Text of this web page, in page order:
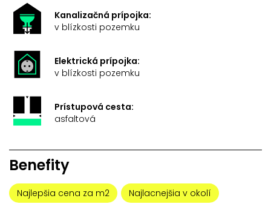
Kanalizačná prípojka:
v blízkosti pozemku
Elektrická prípojka:
v blízkosti pozemku
Prístupová cesta:
asfaltová
Benefity
Najlepšia cena za m2 Najlacnejšia v okolí